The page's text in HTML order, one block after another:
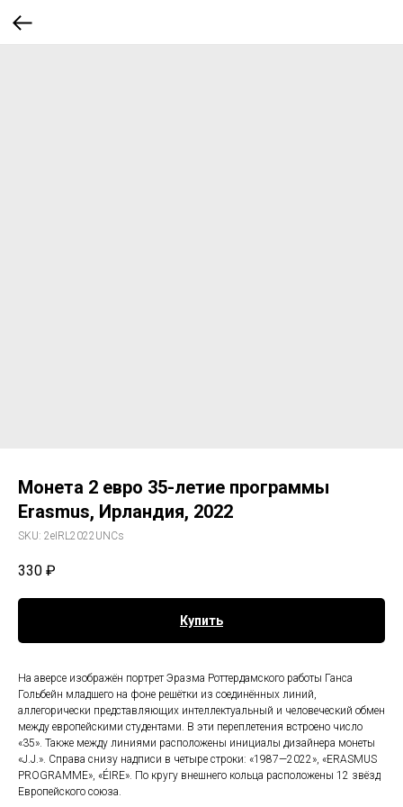
Монета 2 евро 35-летие программы
Erasmus, Ирландия, 2022
SKU: 2eIRL2022UNCs
330 ₽
Купить
На аверсе изображён портрет Эразма Роттердамского работы Ганса
Гольбейн младшего на фоне решётки из соединённых линий,
аллегорически представляющих интеллектуальный и человеческий обмен
между европейскими студентами. В эти переплетения встроено число
«35». Также между линиями расположены инициалы дизайнера монеты
«J.J.». Справа снизу надписи в четыре строки: «1987—2022», «ERASMUS
PROGRAMME», «ÉIRE». По кругу внешнего кольца расположены 12 звёзд
Европейского союза.